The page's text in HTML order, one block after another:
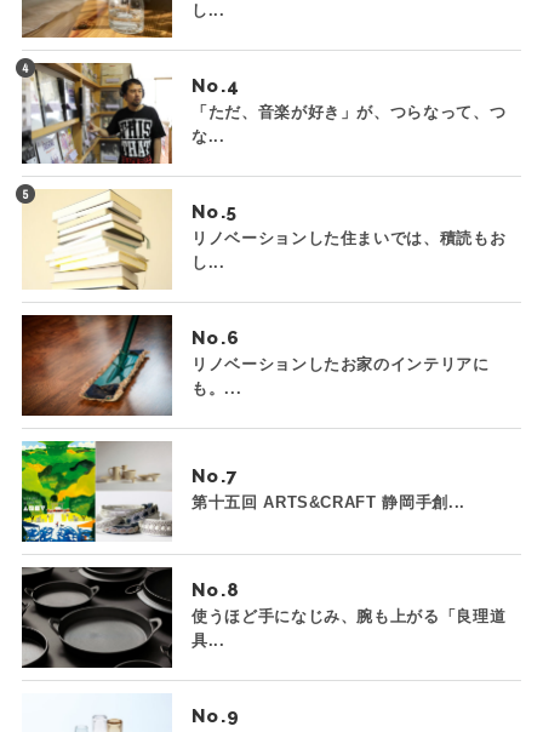
し...
No.
「ただ、音楽が好き」が、つらなって、つ
な...
No.
リノベーションした住まいでは、積読もお
し...
No.
リノベーションしたお家のインテリアに
も。...
No.
第十五回 ARTS&CRAFT 静岡手創...
No.
使うほど手になじみ、腕も上がる「良理道
具...
No.